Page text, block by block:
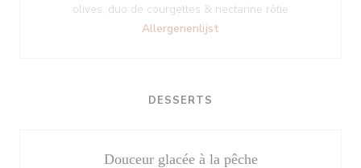
olives, duo de courgettes & nectarine rôtie
Allergenenlijst
DESSERTS
Douceur glacée à la pêche